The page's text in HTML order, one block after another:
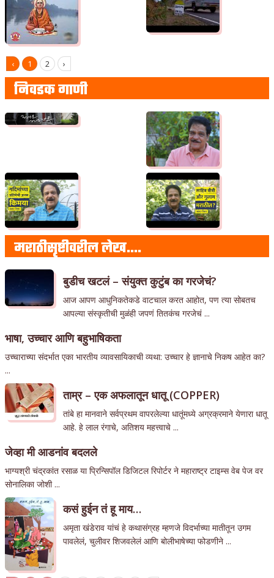
‹ 1 2 ›
निवडक गाणी
मराठीसृष्टीवरील लेख….
बुडीच खटलं – संयुक्त कुटुंब का गरजेचं?
आज आपण आधुनिकतेकडे वाटचाल करत आहोत, पण त्या सोबतच
आपल्या संस्कृतीची मुळंही जपणं तितकंच गरजेचं ...
भाषा, उच्चार आणि बहुभाषिकता
उच्चाराच्या संदर्भात एका भारतीय व्यावसायिकाची व्यथा: उच्चार हे ज्ञानाचे निकष आहेत का?
...
ताम्र – एक अफलातून धातू (COPPER)
तांबे हा मानवाने सर्वप्रथम वापरलेल्या धातूंमध्ये अग्रक्रमाने येणारा धातू
आहे. हे लाल रंगाचे, अतिशय महत्त्वाचे ...
जेव्हा मी आडनांव बदलले
भाग्यश्री चंद्रकांत रसाळ या प्रिन्सिपॉल डिजिटल रिपोर्टर ने महाराष्ट्र टाइम्स वेब पेज वर
सोनालिका जोशी ...
कसं हुईन तं हू माय…
अमृता खंडेराव यांचं हे कथासंग्रह म्हणजे विदर्भाच्या मातीतून उगम
पावलेलं, चुलीवर शिजवलेलं आणि बोलीभाषेच्या फोडणीने ...